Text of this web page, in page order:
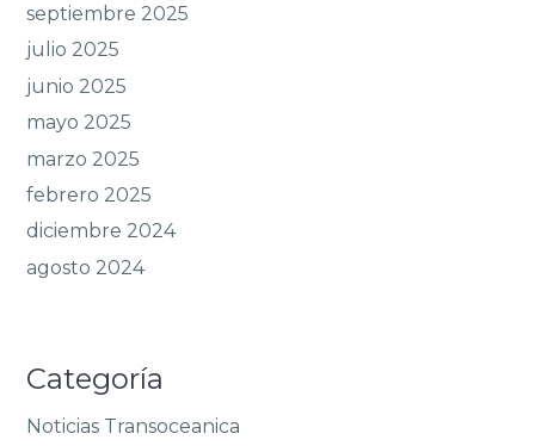
septiembre 2025
julio 2025
junio 2025
mayo 2025
marzo 2025
febrero 2025
diciembre 2024
agosto 2024
Categoría
Noticias Transoceanica